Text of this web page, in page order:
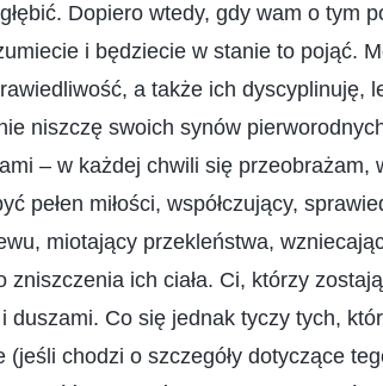
Dopiero wtedy, gdy wam o tym
i będziecie w stanie to pojąć.
a także ich dyscyplinuję,
niszczę swoich synów
– w każdej chwili się przeobrażam,
pełen miłości, współczujący,
miotający przekleństwa,
zniszczenia ich ciała. Ci, którzy
duszami. Co się jednak tyczy tych,
(jeśli chodzi o szczegóły dotyczące